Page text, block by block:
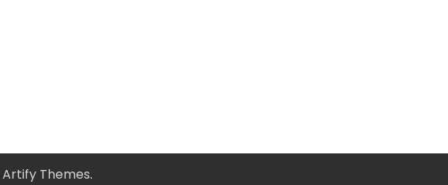
Artify Themes.